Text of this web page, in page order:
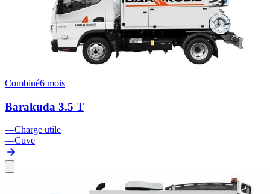
Combiné6 mois
Barakuda 3.5 T
—Charge utile
—Cuve